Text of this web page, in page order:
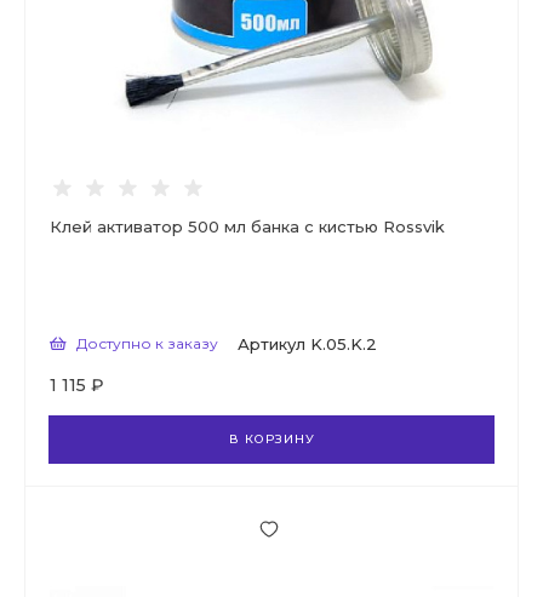
Клей активатор 500 мл банка с кистью Rossvik
Доступно к заказу Артикул K.05.K.2
1 115 ₽
В КОРЗИНУ